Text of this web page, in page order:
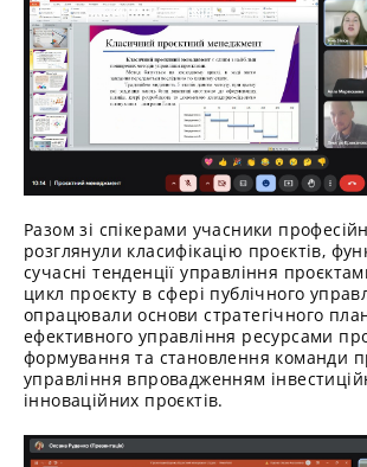
Разом зі спікерами учасники
розглянули класифікацію проєктів,
сучасні тенденції управління
цикл проєкту в сфері публічного
опрацювали основи стратегічного
ефективного управління ресурсами
формування та становлення команди
управління впровадженням
інноваційних проєктів.